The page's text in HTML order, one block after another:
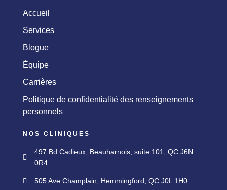
Accueil
Services
Blogue
Équipe
Carrières
Politique de confidentialité des renseignements
personnels
NOS CLINIQUES
497 Bd Cadieux, Beauharnois, suite 101, QC J6N
0R4
505 Ave Champlain, Hemmingford, QC J0L 1H0